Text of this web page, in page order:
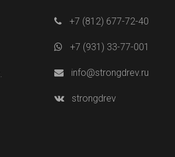
+7 (812) 677-72-40
+7 (931) 33-77-001
info@strongdrev.ru
strongdrev